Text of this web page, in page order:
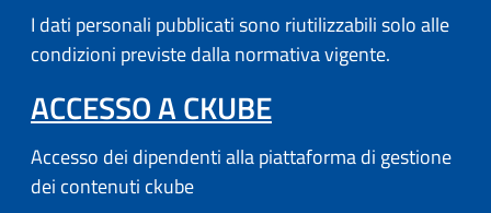
I dati personali pubblicati sono riutilizzabili solo alle
condizioni previste dalla normativa vigente.
ACCESSO A CKUBE(APRE IN
Accesso dei dipendenti alla piattaforma di gestione
dei contenuti ckube